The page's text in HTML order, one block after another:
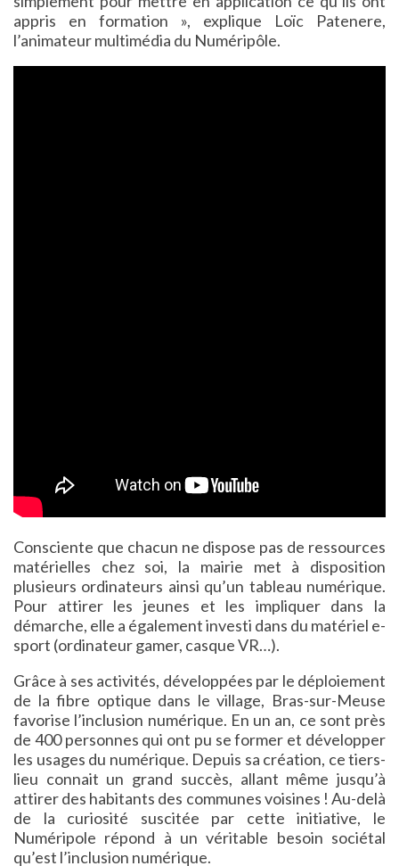
appris en formation », explique Loïc Patenere,
l’animateur multimédia du Numéripôle.
Consciente que chacun ne dispose pas de ressources
matérielles chez soi, la mairie met à disposition
plusieurs ordinateurs ainsi qu’un tableau numérique.
Pour attirer les jeunes et les impliquer dans la
démarche, elle a également investi dans du matériel e-
sport (ordinateur gamer, casque VR…).
Grâce à ses activités, développées par le déploiement
de la fibre optique dans le village, Bras-sur-Meuse
favorise l’inclusion numérique. En un an, ce sont près
de 400 personnes qui ont pu se former et développer
les usages du numérique. Depuis sa création, ce tiers-
lieu connait un grand succès, allant même jusqu’à
attirer des habitants des communes voisines ! Au-delà
de la curiosité suscitée par cette initiative, le
Numéripole répond à un véritable besoin sociétal
qu’est l’inclusion numérique.